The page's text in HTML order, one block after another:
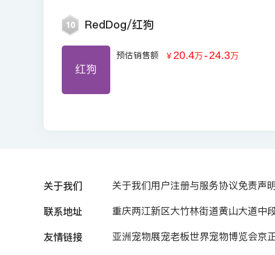
10 RedDog/红狗
红狗
预估销售额 ￥ 20.4万-24.3万
关于我们 关于我们用户注册与服务协议免责声明
联系地址 重庆两江新区大竹林街道黄山大道中
友情链接 亚洲宠物展宠老板世界宠物博览会京